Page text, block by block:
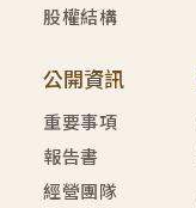
股權結構
公開資訊
重要事項
報告書
經營團隊